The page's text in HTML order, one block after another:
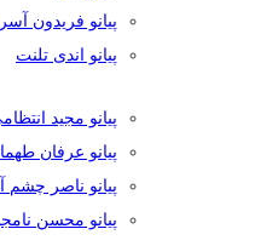
پیانو فریدون
پیانو اندی تلنت
پیانو مجید
پیانو عرفان
پیانو ناصر چشم
پیانو محسن